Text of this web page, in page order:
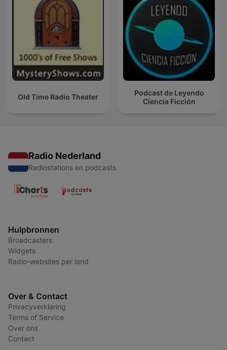
Old Time Radio Theater
Podcast de Leyendo
Ciencia Ficción
Radio Nederland
Radiostations en podcasts
Hulpbronnen
Broadcasters
Widgets
Radio-websites per land
Over & Contact
Privacyverklaring
Terms of Service
Over ons
Contact